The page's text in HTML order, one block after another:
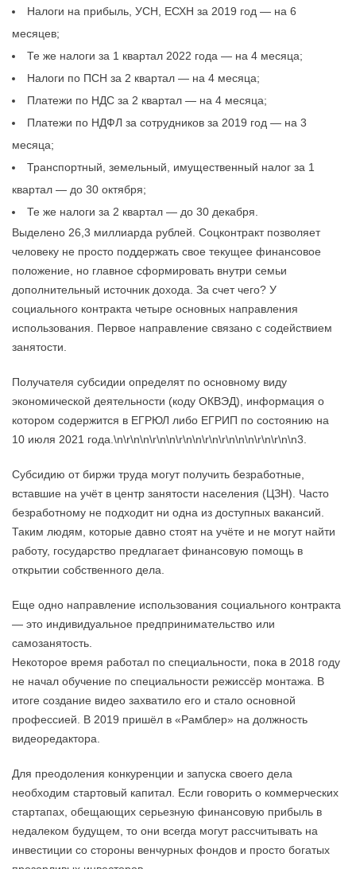
Налоги на прибыль, УСН, ЕСХН за 2019 год — на 6
месяцев;
Те же налоги за 1 квартал 2022 года — на 4 месяца;
Налоги по ПСН за 2 квартал — на 4 месяца;
Платежи по НДС за 2 квартал — на 4 месяца;
Платежи по НДФЛ за сотрудников за 2019 год — на 3
месяца;
Транспортный, земельный, имущественный налог за 1
квартал — до 30 октября;
Те же налоги за 2 квартал — до 30 декабря.
Выделено 26,3 миллиарда рублей. Соцконтракт позволяет
человеку не просто поддержать свое текущее финансовое
положение, но главное сформировать внутри семьи
дополнительный источник дохода. За счет чего? У
социального контракта четыре основных направления
использования. Первое направление связано с содействием
занятости.
Получателя субсидии определят по основному виду
экономической деятельности (коду ОКВЭД), информация о
котором содержится в ЕГРЮЛ либо ЕГРИП по состоянию на
10 июля 2021 года.\n\r\n\n\r\n\n\r\n\n\r\n\r\n\n\n\r\n\r\n\n3.
Субсидию от биржи труда могут получить безработные,
вставшие на учёт в центр занятости населения (ЦЗН). Часто
безработному не подходит ни одна из доступных вакансий.
Таким людям, которые давно стоят на учёте и не могут найти
работу, государство предлагает финансовую помощь в
открытии собственного дела.
Еще одно направление использования социального контракта
— это индивидуальное предпринимательство или
самозанятость.
Некоторое время работал по специальности, пока в 2018 году
не начал обучение по специальности режиссёр монтажа. В
итоге создание видео захватило его и стало основной
профессией. В 2019 пришёл в «Рамблер» на должность
видеоредактора.
Для преодоления конкуренции и запуска своего дела
необходим стартовый капитал. Если говорить о коммерческих
стартапах, обещающих серьезную финансовую прибыль в
недалеком будущем, то они всегда могут рассчитывать на
инвестиции со стороны венчурных фондов и просто богатых